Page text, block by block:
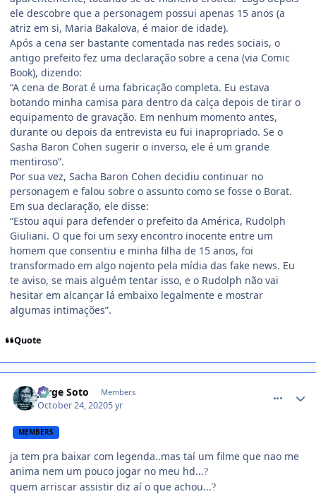
ele descobre que a personagem possui apenas 15 anos (a
atriz em si, Maria Bakalova, é maior de idade).
Após a cena ser bastante comentada nas redes sociais, o
antigo prefeito fez uma declaração sobre a cena (via Comic
Book), dizendo:
“A cena de Borat é uma fabricação completa. Eu estava
botando minha camisa para dentro da calça depois de tirar o
equipamento de gravação. Em nenhum momento antes,
durante ou depois da entrevista eu fui inapropriado. Se o
Sasha Baron Cohen sugerir o inverso, ele é um grande
mentiroso”.
Por sua vez, Sacha Baron Cohen decidiu continuar no
personagem e falou sobre o assunto como se fosse o Borat.
Em sua declaração, ele disse:
“Estou aqui para defender o prefeito da América, Rudolph
Giuliani. O que foi um sexy encontro inocente entre um
homem que consentiu e minha filha de 15 anos, foi
transformado em algo nojento pela mídia das fake news. Eu
te aviso, se mais alguém tentar isso, e o Rudolph não vai
hesitar em alcançar lá embaixo legalmente e mostrar
algumas intimações”.
Quote
Jorge Soto Members
October 24, 20205 yr
MEMBERS
ja tem pra baixar com legenda..mas taí um filme que nao me
anima nem um pouco jogar no meu hd...?
quem arriscar assistir diz aí o que achou...?